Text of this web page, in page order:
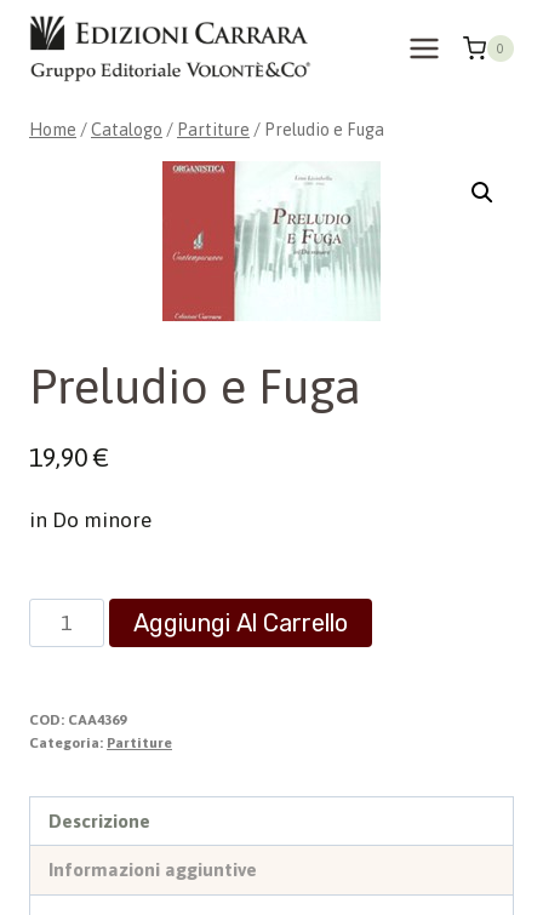
Salta
contenuto
0
Home /Catalogo / Partiture / Preludio e Fuga
Preludio e Fuga
19,90€
in Do minore
Preludio
e
quantità
Aggiungi Al Carrello
COD: CAA4369
Categoria: Partiture
Descrizione
Informazioni aggiuntive